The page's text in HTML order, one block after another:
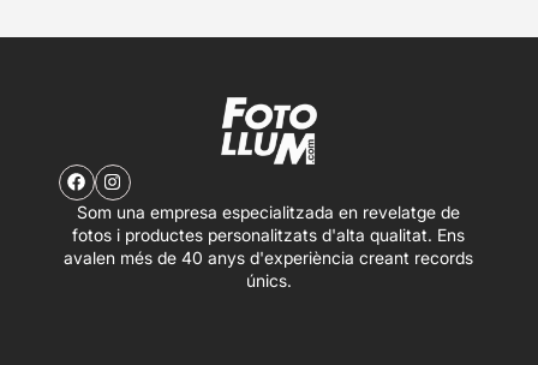
Som una empresa especialitzada en revelatge de
fotos i productes personalitzats d'alta qualitat. Ens
avalen més de 40 anys d'experiència creant records
únics.